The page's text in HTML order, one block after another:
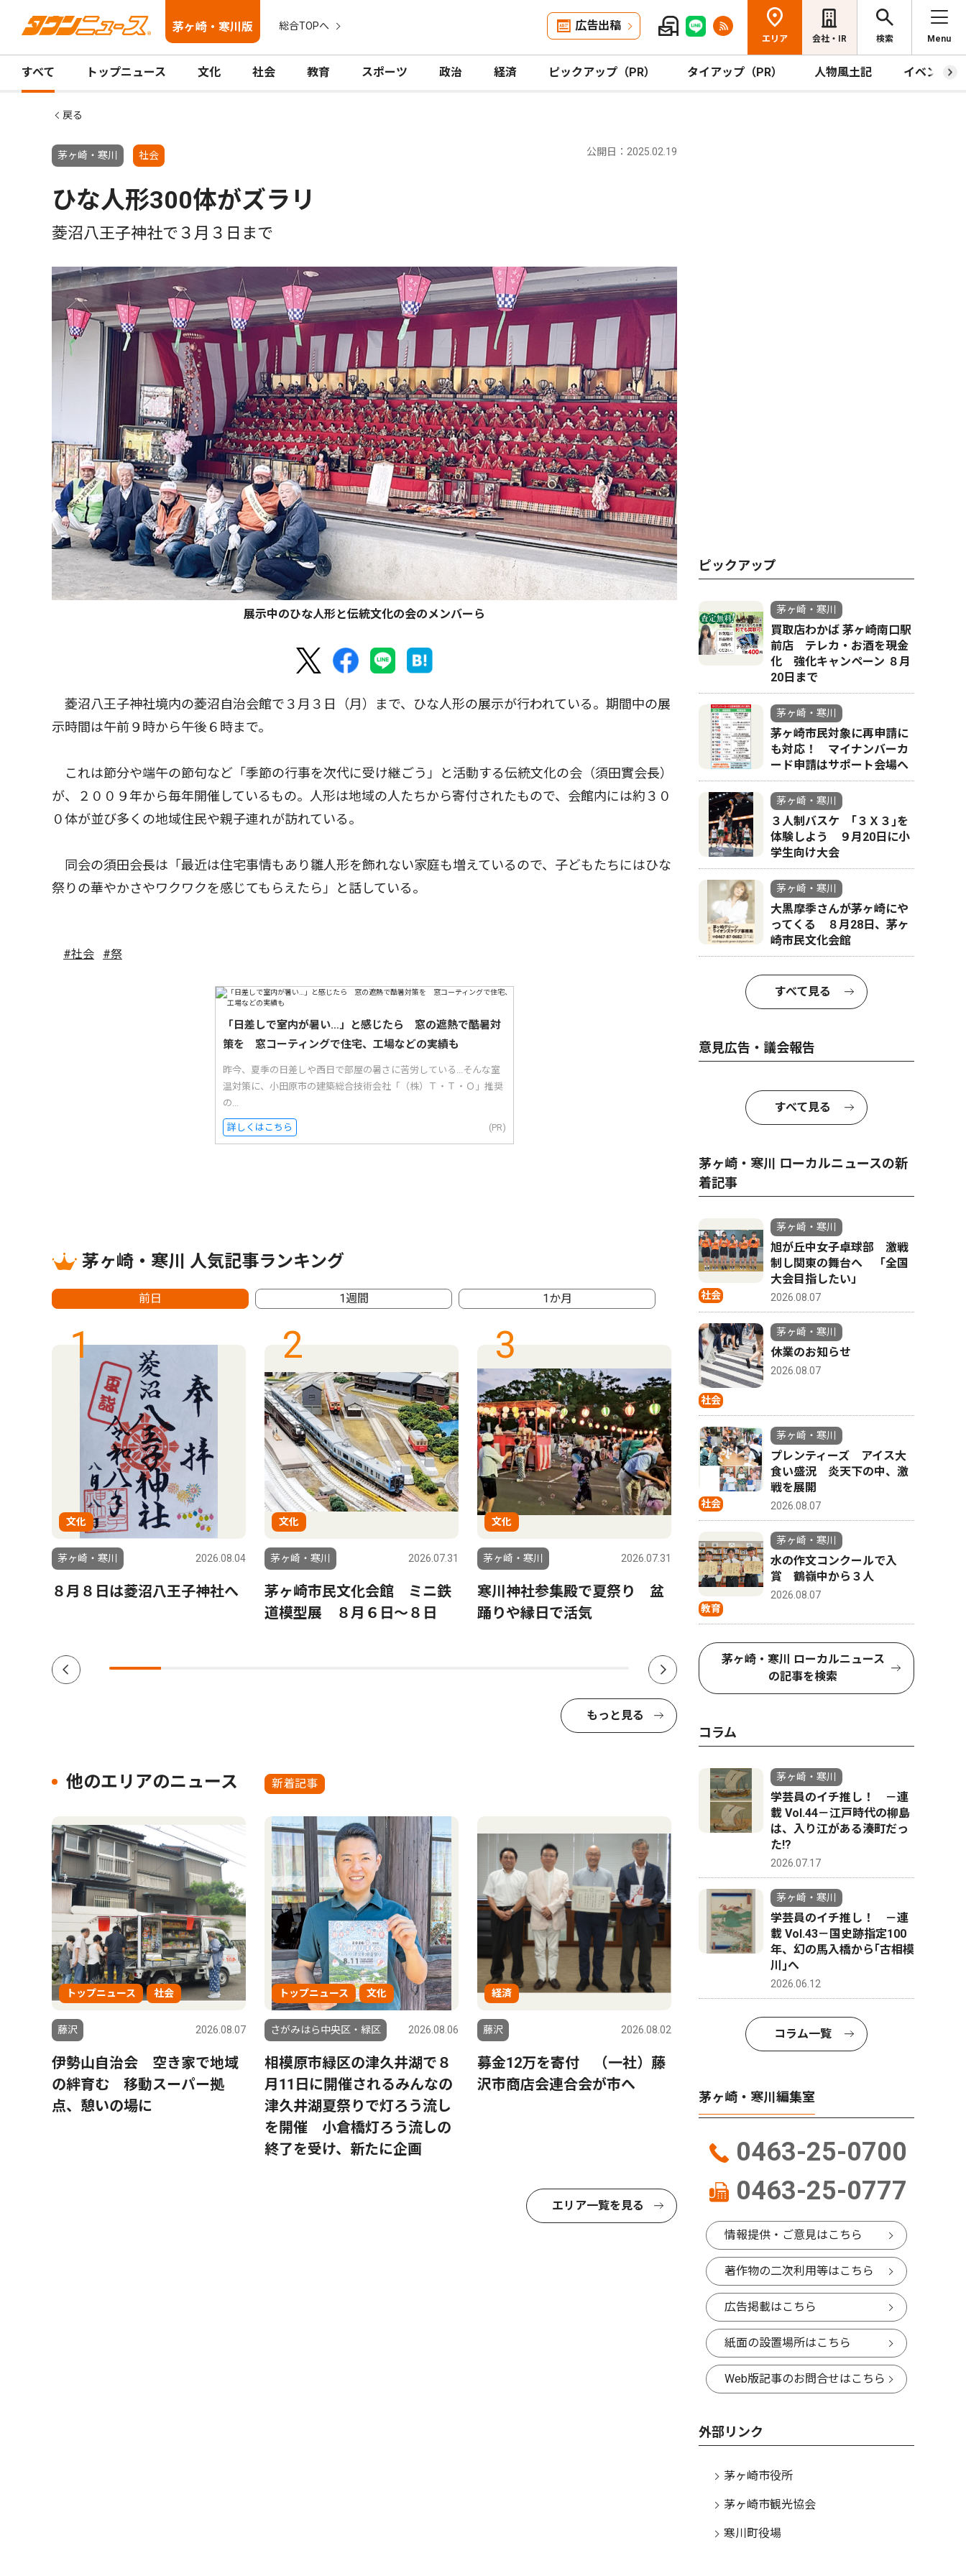
茅ヶ崎・寒川版 総合TOPへ 広告出稿
エリア 会社・IR 検索 Menu
すべて トップニュース 文化 社会 教育 スポーツ 政治 経済 ピックアップ（PR） タイアップ（PR） 人物風土記 イベント
戻る
茅ヶ崎・寒川 社会 公開日：2025.02.19
ひな人形300体がズラリ
菱沼八王子神社で３月３日まで
展示中のひな人形と伝統文化の会のメンバーら
菱沼八王子神社境内の菱沼自治会館で３月３日（月）まで、ひな人形の展示が行われている。期間中の展
示時間は午前９時から午後６時まで。
これは節分や端午の節句など「季節の行事を次代に受け継ごう」と活動する伝統文化の会（須田實会長）
が、２００９年から毎年開催しているもの。人形は地域の人たちから寄付されたもので、会館内には約３０
０体が並び多くの地域住民や親子連れが訪れている。
同会の須田会長は「最近は住宅事情もあり雛人形を飾れない家庭も増えているので、子どもたちにはひな
祭りの華やかさやワクワクを感じてもらえたら」と話している。
#社会 #祭
「日差しで室内が暑い…」と感じたら 窓の遮熱で酷暑対
策を 窓コーティングで住宅、工場などの実績も
昨今、夏季の日差しや西日で部屋の暑さに苦労している...そんな室
温対策に、小田原市の建築総合技術会社「（株）Ｔ・Ｔ・Ｏ」推奨
の...
詳しくはこちら (PR)
茅ヶ崎・寒川 人気記事ランキング
前日 1週間 1か月
1
文化
茅ヶ崎・寒川 2026.08.04
８月８日は菱沼八王子神社へ
2
文化
茅ヶ崎・寒川 2026.07.31
茅ヶ崎市民文化会館 ミニ鉄
道模型展 ８月６日〜８日
3
文化
茅ヶ崎・寒川 2026.07.31
寒川神社参集殿で夏祭り 盆
踊りや縁日で活気
4
ピックアップ（PR）
茅ヶ崎・寒川 2026.07.31
大黒摩季さんが茅ヶ崎にやっ
てくる ８月28日、茅ヶ崎市
もっと見る
他のエリアのニュース 新着記事
トップニュース 社会
藤沢 2026.08.07
伊勢山自治会 空き家で地域
の絆育む 移動スーパー拠
点、憩いの場に
トップニュース 文化
さがみはら中央区・緑区 2026.08.06
相模原市緑区の津久井湖で８
月11日に開催されるみんなの
津久井湖夏祭りで灯ろう流し
を開催 小倉橋灯ろう流しの
終了を受け、新たに企画
経済
藤沢 2026.08.02
募金12万を寄付 （一社）藤
沢市商店会連合会が市へ
エリア一覧を見る
ピックアップ
茅ヶ崎・寒川
買取店わかば 茅ヶ崎南口駅
前店 テレカ・お酒を現金
化 強化キャンペーン ８月
20日まで
茅ヶ崎・寒川
茅ヶ崎市民対象に再申請に
も対応！ マイナンバーカ
ード申請はサポート会場へ
茅ヶ崎・寒川
３人制バスケ ｢３Ｘ３｣を
体験しよう ９月20日に小
学生向け大会
茅ヶ崎・寒川
大黒摩季さんが茅ヶ崎にや
ってくる ８月28日、茅ヶ
崎市民文化会館
すべて見る
意見広告・議会報告
すべて見る
茅ヶ崎・寒川 ローカルニュースの新
着記事
社会
茅ヶ崎・寒川
旭が丘中女子卓球部 激戦
制し関東の舞台へ 「全国
大会目指したい」
2026.08.07
社会
茅ヶ崎・寒川
休業のお知らせ
2026.08.07
社会
茅ヶ崎・寒川
プレンティーズ アイス大
食い盛況 炎天下の中、激
戦を展開
2026.08.07
教育
茅ヶ崎・寒川
水の作文コンクールで入
賞 鶴嶺中から３人
2026.08.07
茅ヶ崎・寒川 ローカルニュース
の記事を検索
コラム
茅ヶ崎・寒川
学芸員のイチ推し！ －連
載 Vol.44－江戸時代の柳島
は、入り江がある湊町だっ
た!?
2026.07.17
茅ヶ崎・寒川
学芸員のイチ推し！ －連
載 Vol.43－国史跡指定100
年、幻の馬入橋から｢古相模
川｣へ
2026.06.12
コラム一覧
茅ヶ崎・寒川編集室
0463-25-0700
0463-25-0777
情報提供・ご意見はこちら
著作物の二次利用等はこちら
広告掲載はこちら
紙面の設置場所はこちら
Web版記事のお問合せはこちら
外部リンク
茅ヶ崎市役所
茅ヶ崎市観光協会
寒川町役場